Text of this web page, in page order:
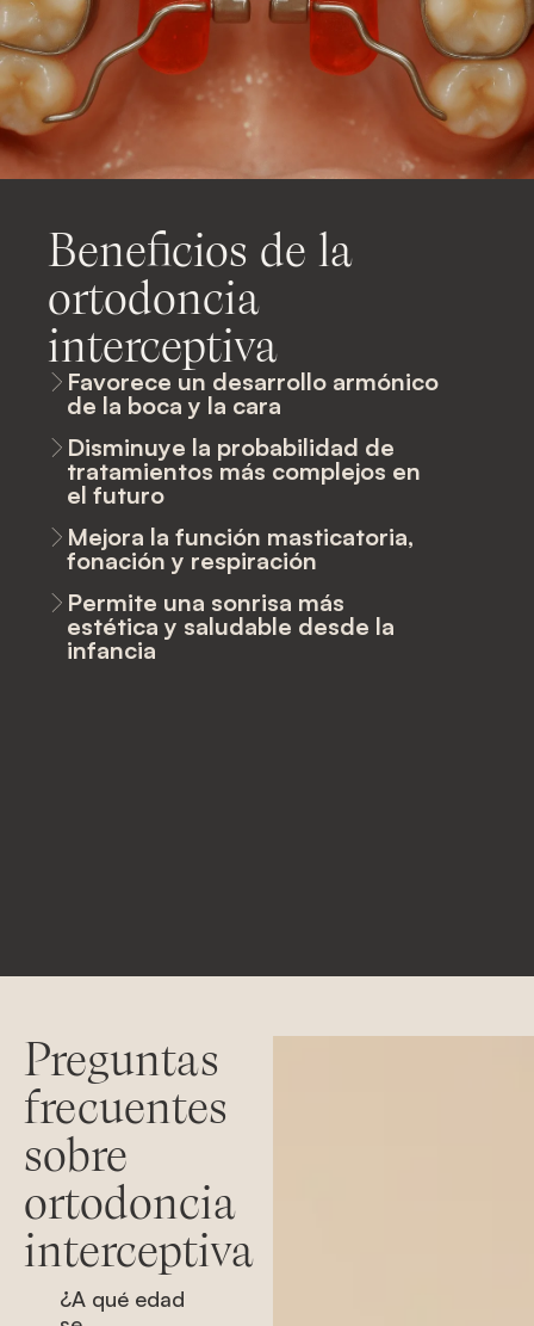
Beneficios de la
ortodoncia
interceptiva
Favorece un desarrollo armónico
de la boca y la cara
Disminuye la probabilidad de
tratamientos más complejos en
el futuro
Mejora la función masticatoria,
fonación y respiración
Permite una sonrisa más
estética y saludable desde la
infancia
Preguntas
frecuentes
sobre
ortodoncia
interceptiva
¿A qué edad